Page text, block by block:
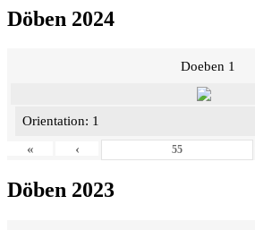
Döben 2024
Doeben 1
Orientation: 1
«
‹
Döben 2023